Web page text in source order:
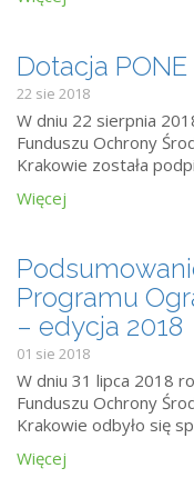
Dotacja
22 sie 2018
W dniu 22 sierpnia
Funduszu Ochrony
Krakowie została
Więcej
Programu
– edycja 2018
01 sie 2018
W dniu 31 lipca 2018
Funduszu Ochrony
Krakowie odbyło się
Więcej